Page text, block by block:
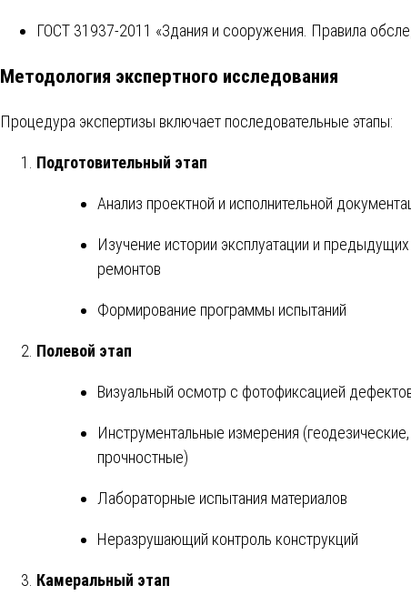
ГОСТ 31937-2011 «Здания и сооружения. Правила
Методология экспертного исследования
Процедура экспертизы включает последовательные этапы:
Подготовительный этап
Анализ проектной и исполнительной
Изучение истории эксплуатации и предыдущих
ремонтов
Формирование программы испытаний
Полевой этап
Визуальный осмотр с фотофиксацией
Инструментальные измерения (геодезические,
прочностные)
Лабораторные испытания материалов
Неразрушающий контроль конструкций
Камеральный этап